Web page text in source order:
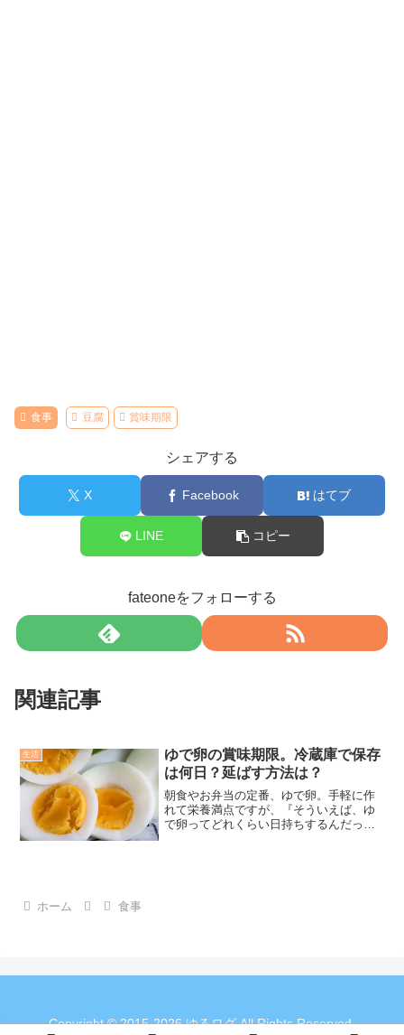
食事 豆腐 賞味期限
シェアする
X Facebook はてブ
LINE コピー
fateoneをフォローする
関連記事
生活
ゆで卵の賞味期限。冷蔵庫で保存
は何日？延ばす方法は？
朝食やお弁当の定番、ゆで卵。手軽に作
れて栄養満点ですが、『そういえば、ゆ
で卵ってどれくらい日持ちするんだっ
ホーム
食事
Copyright © 2015-2026 ゆるログ All Rights Reserved.